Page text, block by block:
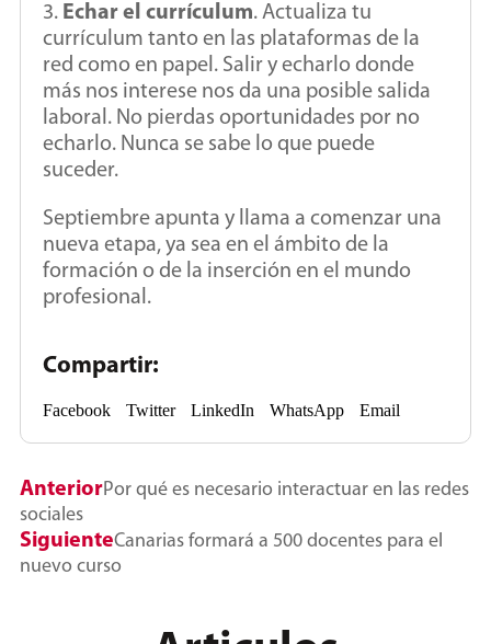
3. Echar el currículum. Actualiza tu
currículum tanto en las plataformas de la
red como en papel. Salir y echarlo donde
más nos interese nos da una posible salida
laboral. No pierdas oportunidades por no
echarlo. Nunca se sabe lo que puede
suceder.
Septiembre apunta y llama a comenzar una
nueva etapa, ya sea en el ámbito de la
formación o de la inserción en el mundo
profesional.
Compartir:
Facebook Twitter LinkedIn WhatsApp Email
AnteriorPor qué es necesario interactuar en las redes
sociales
SiguienteCanarias formará a 500 docentes para el
nuevo curso